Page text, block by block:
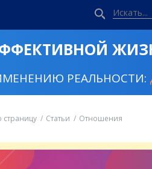
РЕАЛЬНОСТИ:
страницу Статьи Отношения